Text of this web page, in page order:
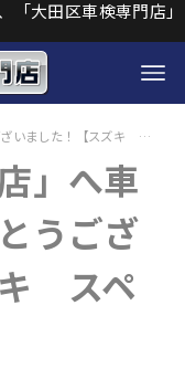
大田区車検専門店」
「大田区車検専門店」へ車検のご依頼ありがとうございました！【スズキ スペーシアギア】
」へ車
うござ
キ スペ